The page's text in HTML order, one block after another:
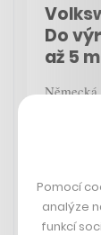
Do
až 5
Plánují
sdílet
Úvodní
miliardy
Pomocí
analýze
funkcí